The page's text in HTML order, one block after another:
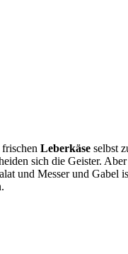
Leberkäse selbst
sich die Geister.
und Messer und Gabel